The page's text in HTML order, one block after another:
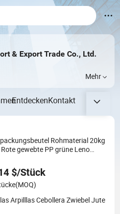
& Export Trade Co., Ltd.
Mehr
EntdeckenKontakt
Rohmaterial 20kg
gewebte PP grüne Leno
Kartoffeln
$/Stück
(MOQ)
Arpilllas Cebollera Zwiebel Jute